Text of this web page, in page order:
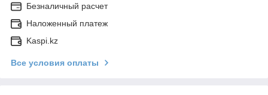
Безналичный расчет
Наложенный платеж
Kaspi.kz
Все условия оплаты